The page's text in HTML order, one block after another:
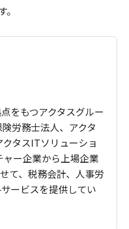
をもつアクタスグルー
労務士法人、アクタ
タスITソリューショ
ー企業から上場企業
て、税務会計、人事労
ービスを提供してい